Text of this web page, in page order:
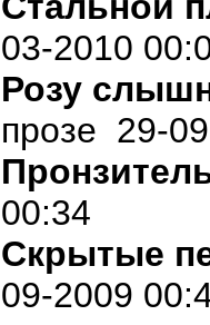
03-2010
Розу
прозе 29-
00:34
Скрытые
09-2009